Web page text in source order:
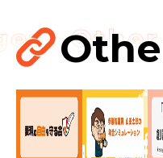
表現規制